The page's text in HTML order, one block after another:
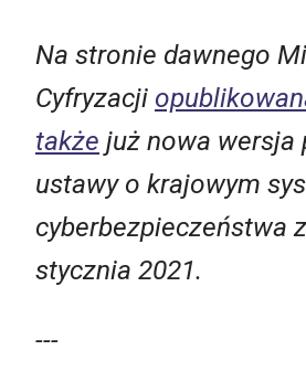
Na stronie dawnego
Cyfryzacji
także już nowa wersja
ustawy o krajowym
cyberbezpieczeństwa
stycznia 2021.
---